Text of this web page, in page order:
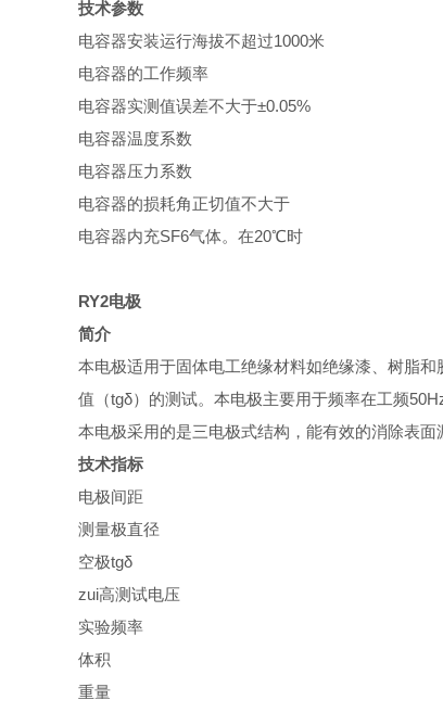
技术参数
电容器安装运行海拔不超过1000米
电容器的工作频率
电容器实测值误差不大于±0.05%
电容器温度系数
电容器压力系数
电容器的损耗角正切值不大于
电容器内充SF6气体。在20℃时
RY2电极
简介
本电极适用于固体电工绝缘材料如绝缘漆、树脂
值（tgδ）的测试。本电极主要用于频率在工频
本电极采用的是三电极式结构，能有效的消除表
技术指标
电极间距
测量极直径
空极tgδ
zui高测试电压
实验频率
体积
重量